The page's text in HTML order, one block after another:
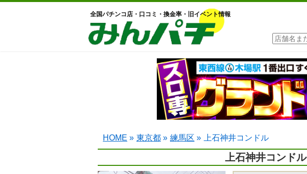
全国パチンコ店・口コミ・換金率・旧イベント情報
HOME » 東京都 » 練馬区 » 上石神井コンドル
上石神井コンドル